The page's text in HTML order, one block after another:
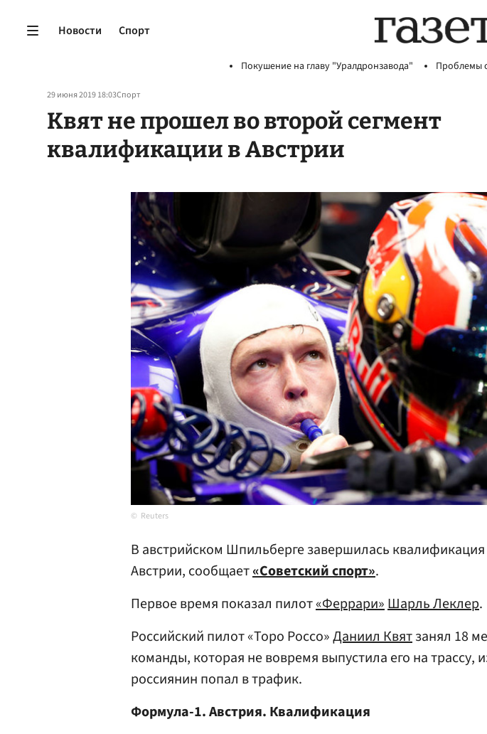
Новости Спорт
Покушение на главу "Уралдронзавода" Проблемы
29 июня 2019 18:03Спорт
Квят не прошел во второй сегмент
квалификации в Австрии
Reuters
В австрийском Шпильберге завершилась
Австрии, сообщает«Советский спорт».
Первое время показал пилот«Феррари»Шарль Леклер.
Российский пилот «Торо Россо»Даниил Квятзанял 18
команды, которая не вовремя выпустила его на трассу,
россиянин попал в трафик.
Формула-1. Австрия. Квалификация